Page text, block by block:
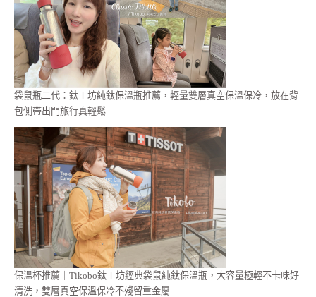
袋鼠瓶二代：鈦工坊純鈦保溫瓶推薦，輕量雙層真空保溫保冷，放在背
包側帶出門旅行真輕鬆
保溫杯推薦｜Tikobo鈦工坊經典袋鼠純鈦保溫瓶，大容量極輕不卡味好
清洗，雙層真空保溫保冷不殘留重金屬